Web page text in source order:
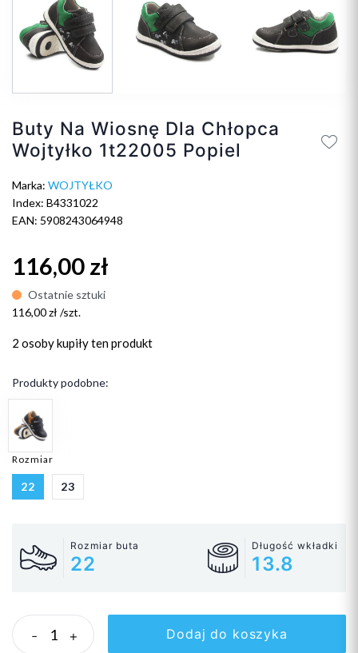
Buty Na Wiosnę Dla Chłopca
Wojtyłko 1t22005 Popiel
Marka: WOJTYŁKO
Index: B4331022
EAN: 5908243064948
116,00 zł
Ostatnie sztuki
116,00 zł /szt.
2 osobykupiły ten produkt
Produkty podobne:
Rozmiar
22 23
Rozmiar buta
22
Długość wkładki
13.8
- + Dodaj do koszyka